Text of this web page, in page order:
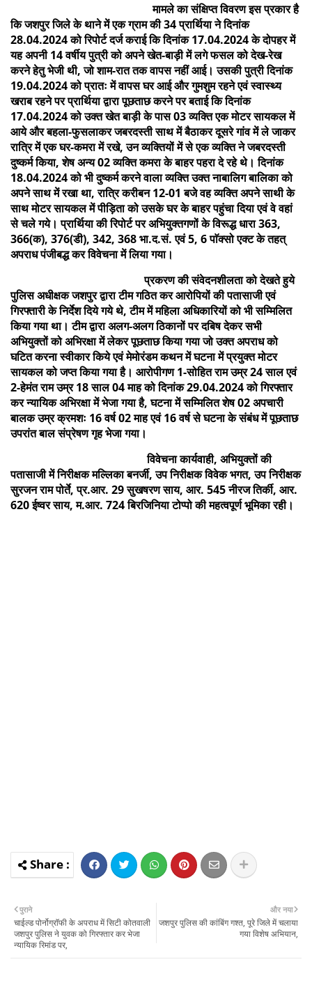
मामले का संक्षिप्त विवरण इस प्रकार है
कि जशपुर जिले के थाने में एक ग्राम की 34 प्रार्थिया ने दिनांक
28.04.2024 को रिपोर्ट दर्ज कराई कि दिनांक 17.04.2024 के दोपहर में
यह अपनी 14 वर्षीय पुत्री को अपने खेत-बाड़ी में लगे फसल को देख-रेख
करने हेतु भेजी थी, जो शाम-रात तक वापस नहीं आई। उसकी पुत्री दिनांक
19.04.2024 को प्रातः में वापस घर आई और गुमशुम रहने एवं स्वास्थ्य
खराब रहने पर प्रार्थिया द्वारा पूछताछ करने पर बताई कि दिनांक
17.04.2024 को उक्त खेत बाड़ी के पास 03 व्यक्ति एक मोटर सायकल में
आये और बहला-फुसलाकर जबरदस्ती साथ में बैठाकर दूसरे गांव में ले जाकर
रात्रि में एक घर-कमरा में रखे, उन व्यक्तियों में से एक व्यक्ति ने जबरदस्ती
दुष्कर्म किया, शेष अन्य 02 व्यक्ति कमरा के बाहर पहरा दे रहे थे। दिनांक
18.04.2024 को भी दुष्कर्म करने वाला व्यक्ति उक्त नाबालिग बालिका को
अपने साथ में रखा था, रात्रि करीबन 12-01 बजे वह व्यक्ति अपने साथी के
साथ मोटर सायकल में पीड़िता को उसके घर के बाहर पहुंचा दिया एवं वे वहां
से चले गये। प्रार्थिया की रिपोर्ट पर अभियुक्तगणों के विरूद्ध धारा 363,
366(क), 376(डी), 342, 368 भा.द.सं. एवं 5, 6 पाॅक्सो एक्ट के तहत्
अपराध पंजीबद्ध कर विवेचना में लिया गया।
प्रकरण की संवेदनशीलता को देखते हुये
पुलिस अधीक्षक जशपुर द्वारा टीम गठित कर आरोपियों की पतासाजी एवं
गिरफ्तारी के निर्देश दिये गये थे, टीम में महिला अधिकारियों को भी सम्मिलित
किया गया था। टीम द्वारा अलग-अलग ठिकानों पर दबिष देकर सभी
अभियुक्तों को अभिरक्षा में लेकर पूछताछ किया गया जो उक्त अपराध को
घटित करना स्वीकार किये एवं मेमोरंडम कथन में घटना में प्रयुक्त मोटर
सायकल को जप्त किया गया है। आरोपीगण 1-सोहित राम उम्र 24 साल एवं
2-हेमंत राम उम्र 18 साल 04 माह को दिनांक 29.04.2024 को गिरफ्तार
कर न्यायिक अभिरक्षा में भेजा गया है, घटना में सम्मिलित शेष 02 अपचारी
बालक उम्र क्रमशः 16 वर्ष 02 माह एवं 16 वर्ष से घटना के संबंध में पूछताछ
उपरांत बाल संप्रेषण गृह भेजा गया।
विवेचना कार्यवाही, अभियुक्तों की
पतासाजी में निरीक्षक मल्लिका बनर्जी, उप निरीक्षक विवेक भगत, उप निरीक्षक
सुरजन राम पोर्ते, प्र.आर. 29 सुखषरण साय, आर. 545 नीरज तिर्की, आर.
620 ईष्वर साय, म.आर. 724 बिरजिनिया टोप्पो की महत्वपूर्ण भूमिका रही।
और नया
जशपुर पुलिस की कांबिंग गश्त, पूरे जिले में चलाया
गया विशेष अभियान,
पुराने
चाईल्ड पोर्नोग्राॅफी के अपराध में सिटी कोतवाली
जशपुर पुलिस ने युवक को गिरफ्तार कर भेजा
न्यायिक रिमांड पर,